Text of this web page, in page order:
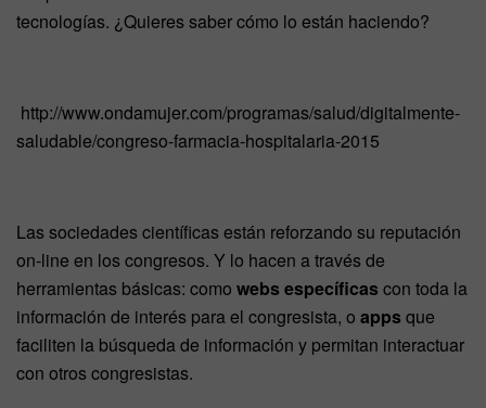
tecnologías. ¿Quieres saber cómo lo están haciendo?
http://www.ondamujer.com/programas/salud/digitalmente-
saludable/congreso-farmacia-hospitalaria-2015
Las sociedades científicas están reforzando su reputación
on-line en los congresos. Y lo hacen a través de
herramientas básicas: como webs específicas con toda la
información de interés para el congresista, o apps que
faciliten la búsqueda de información y permitan interactuar
con otros congresistas.